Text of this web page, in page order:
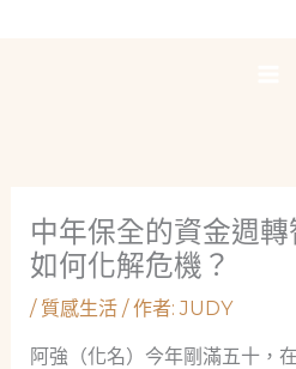
中年保全的資金週
如何化解危機？
/ 質感生活/ 作者:JUDY
阿強（化名）今年剛滿五十，